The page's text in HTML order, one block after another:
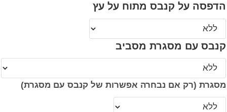
הדפסה על קנבס מתוח על עץ
קנבס עם מסגרת מסביב
מסגרת (רק אם נבחרה אפשרות של קנבס עם מסגרת)